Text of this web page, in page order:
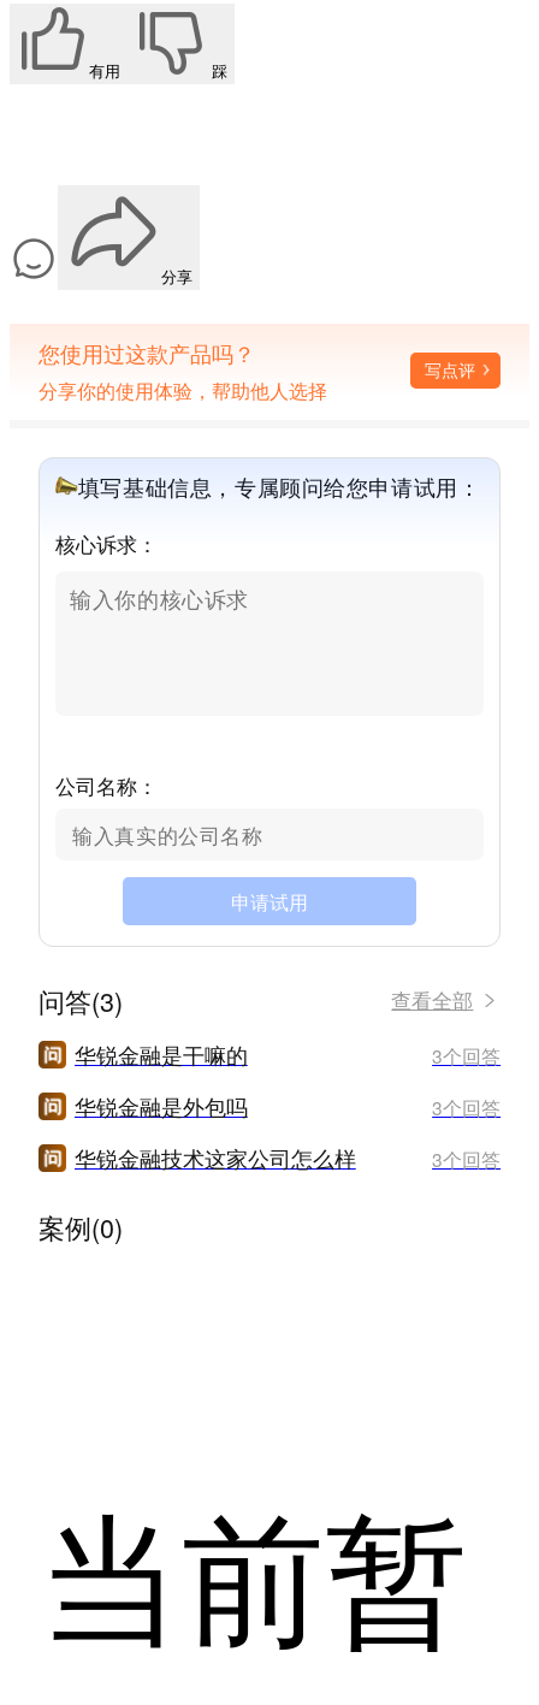
有用 踩
分享
您使用过这款产品吗？
分享你的使用体验，帮助他人选择
写点评
填写基础信息，专属顾问给您申请试用：
核心诉求：
公司名称：
申请试用
问答(3) 查看全部
华锐金融是干嘛的 3个回答
华锐金融是外包吗 3个回答
华锐金融技术这家公司怎么样 3个回答
案例(0)
当前暂